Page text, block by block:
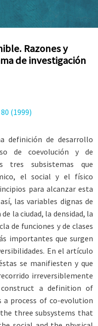
Razones y
de investigación
(1999)
definición de desarrollo
de coevolución y de
tres subsistemas que
el social y el físico
para alcanzar esta
las variables dignas de
la ciudad, la densidad, la
de funciones y de clases
importantes que surgen
En el artículo
se manifiesten y que
irreversiblemente
a definition of
a process of co-evolution
three subsystems that